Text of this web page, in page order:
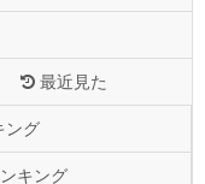
最近見た
ング
キング